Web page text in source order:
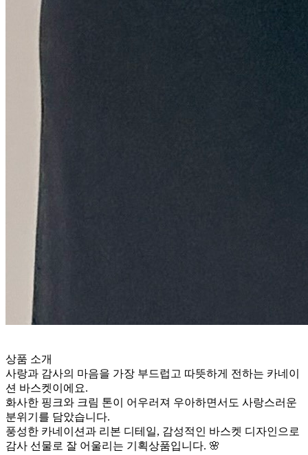
상품 소개
사랑과 감사의 마음을 가장 부드럽고 따뜻하게 전하는 카네이
션 바스켓이에요.
화사한 핑크와 크림 톤이 어우러져 우아하면서도 사랑스러운
분위기를 담았습니다.
풍성한 카네이션과 리본 디테일, 감성적인 바스켓 디자인으로
감사 선물로 잘 어울리는 기획상품입니다. 🌸